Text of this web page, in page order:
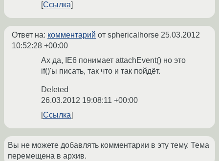
Ссылка
Ответ на: комментарий от sphericalhorse 25.03.2012
10:52:28 +00:00
Ах да, IE6 понимает attachEvent() но это
if()'ы писать, так что и так пойдёт.
Deleted
26.03.2012 19:08:11 +00:00
Ссылка
Вы не можете добавлять комментарии в эту тему. Тема
перемещена в архив.